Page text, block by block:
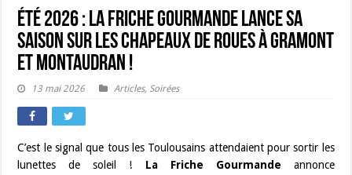
Été 2026 : La Friche Gourmande lance sa
saison sur les chapeaux de roues à Gramont
et Montaudran !
13 mai 2026 Articles, Soirées
C’est le signal que tous les Toulousains attendaient pour sortir les
lunettes de soleil ! La Friche Gourmande annonce